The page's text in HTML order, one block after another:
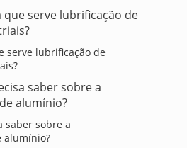
serve lubrificação de
saber sobre a
alumínio?